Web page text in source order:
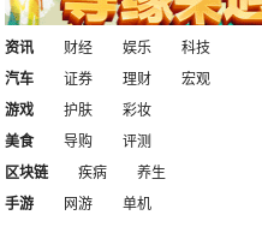
资讯 财经 娱乐
科技
汽车
证券 理财 宏观
游戏
护肤
彩妆
美食
导购 评测
区块链
疾病
养生
手游
网游 单机